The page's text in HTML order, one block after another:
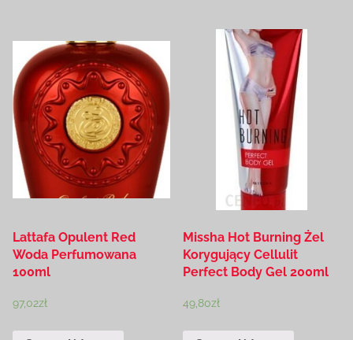
Lattafa Opulent Red
Woda Perfumowana
100ml
97,02zł
Missha Hot Burning Żel
Korygujący Cellulit
Perfect Body Gel 200ml
49,80zł